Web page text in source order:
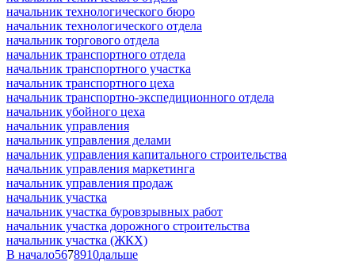
начальник технологического бюро
начальник технологического отдела
начальник торгового отдела
начальник транспортного отдела
начальник транспортного участка
начальник транспортного цеха
начальник транспортно-экспедиционного отдела
начальник убойного цеха
начальник управления
начальник управления делами
начальник управления капитального строительства
начальник управления маркетинга
начальник управления продаж
начальник участка
начальник участка буровзрывных работ
начальник участка дорожного строительства
начальник участка (ЖКХ)
В начало5678910дальше